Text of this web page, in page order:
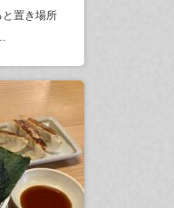
置き場所